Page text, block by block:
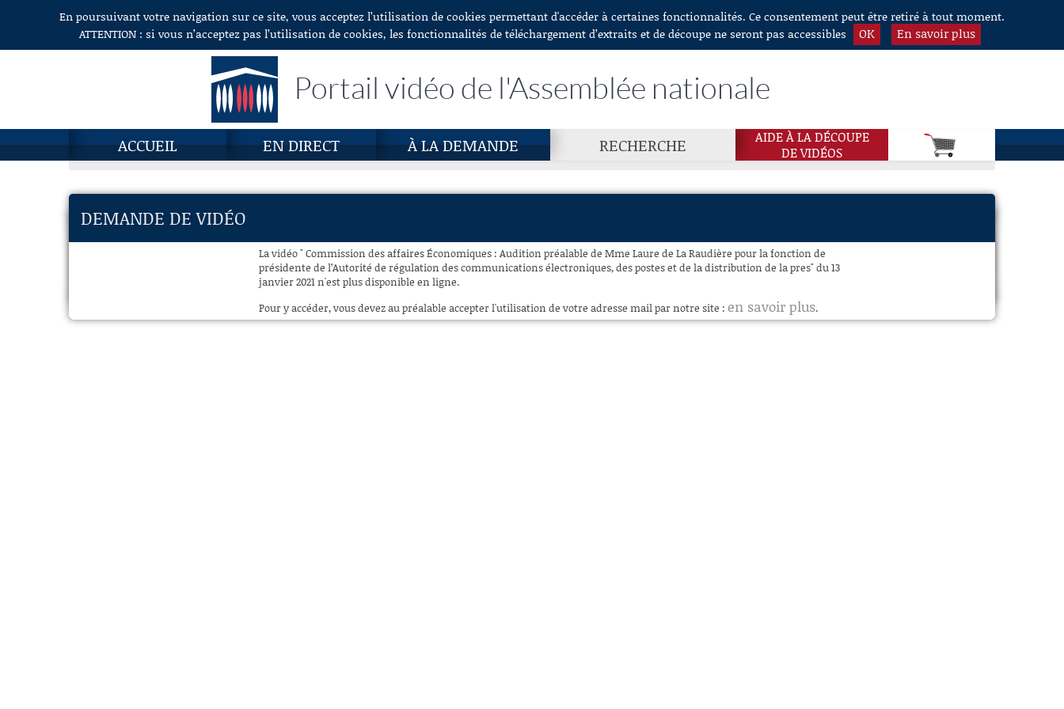
Aller au contenuEn poursuivant votre navigation sur ce site, vous acceptez l’utilisation de cookies permettant d'accéder à certaines fonctionnalités. Ce consentement peut être retiré à tout moment.
ATTENTION : si vous n’acceptez pas l’utilisation de cookies, les fonctionnalités de téléchargement d’extraits et de découpe ne seront pas accessibles
OK En savoir plus
Portail vidéo de l'Assemblée nationale
ACCUEIL EN DIRECT À LA DEMANDE RECHERCHE
AIDE À LA DÉCOUPE
DE VIDÉOS
DEMANDE DE VIDÉO
La vidéo " Commission des affaires Économiques : Audition préalable de Mme Laure de La Raudière pour la fonction de
présidente de l’Autorité de régulation des communications électroniques, des postes et de la distribution de la pres" du 13
janvier 2021 n'est plus disponible en ligne.
Pour y accéder, vous devez au préalable accepter l'utilisation de votre adresse mail par notre site : en savoir plus.